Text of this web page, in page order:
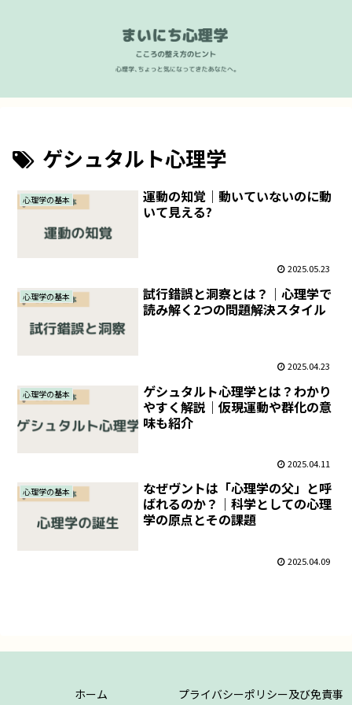
ゲシュタルト心理学
心理学の基本
運動の知覚｜動いていないのに動
いて見える?
2025.05.23
心理学の基本
試行錯誤と洞察とは？｜心理学で
読み解く2つの問題解決スタイル
2025.04.23
心理学の基本
ゲシュタルト心理学とは？わかり
やすく解説｜仮現運動や群化の意
味も紹介
2025.04.11
心理学の基本
なぜヴントは「心理学の父」と呼
ばれるのか？｜科学としての心理
学の原点とその課題
2025.04.09
ホーム プライバシーポリシー及び免責事